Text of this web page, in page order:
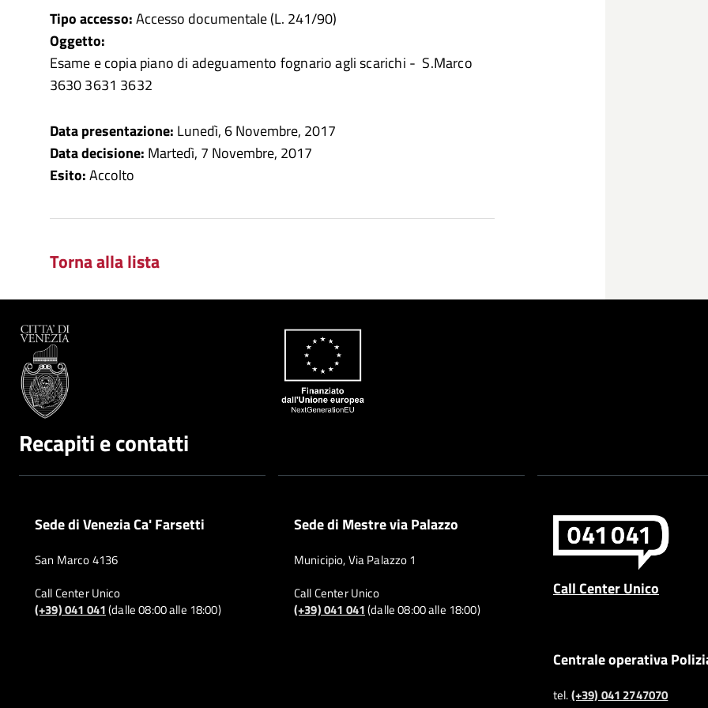
Tipo accesso:Accesso documentale (L. 241/90)
Oggetto:
Esame e copia piano di adeguamento fognario agli scarichi - S.Marco
3630 3631 3632
Data presentazione: Lunedì, 6 Novembre, 2017
Data decisione: Martedì, 7 Novembre, 2017
Esito:Accolto
Torna alla lista
Recapiti e contatti
Sede di Venezia Ca' Farsetti
San Marco 4136
Call Center Unico
(+39) 041 041(dalle 08:00 alle 18:00)
Sede di Mestre via Palazzo
Municipio, Via Palazzo 1
Call Center Unico
(+39) 041 041(dalle 08:00 alle 18:00)
Call Center Unico
Centrale operativa
tel.(+39) 041 2747070